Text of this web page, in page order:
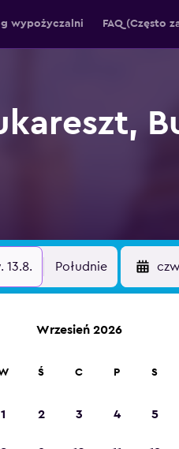
wypożyczalni FAQ (Często
13.8. Południe
Wrzesień 2026
Ś C P S
1 2 3 4 5